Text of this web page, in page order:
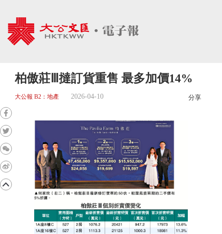
柏傲莊Ⅲ撻訂貨重售 最多加價14%
大公報 B2：地產 2026-04-10 分享